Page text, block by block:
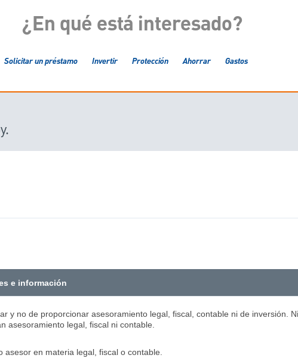
¿En qué está interesado?
Solicitar un préstamo Invertir Protección Ahorrar Gastos
e información
y no de proporcionar asesoramiento legal, fiscal, contable ni de inversión.
asesoramiento legal, fiscal ni contable.
en materia legal, fiscal o contable.